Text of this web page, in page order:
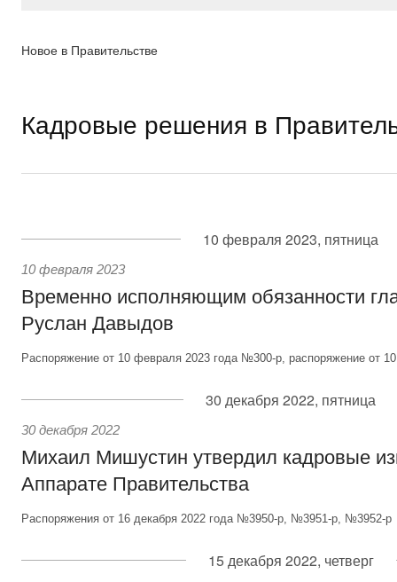
Новое в Правительстве
Кадровые решения в
10 февраля 2023, пятница
10 февраля 2023
Временно исполняющим обязанности
Руслан Давыдов
Распоряжение от 10 февраля 2023 года №300-р, распоряжение от
30 декабря 2022, пятница
30 декабря 2022
Михаил Мишустин утвердил кадровые
Аппарате Правительства
Распоряжения от 16 декабря 2022 года №3950-р, №3951-р, №3952-р
15 декабря 2022, четверг